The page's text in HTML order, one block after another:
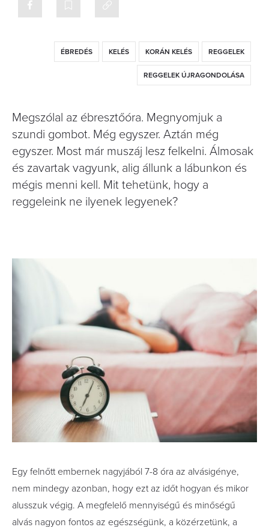
ÉBREDÉS KELÉS KORÁN KELÉS REGGELEK
REGGELEK ÚJRAGONDOLÁSA
Megszólal az ébresztőóra. Megnyomjuk a
szundi gombot. Még egyszer. Aztán még
egyszer. Most már muszáj lesz felkelni. Álmosak
és zavartak vagyunk, alig állunk a lábunkon és
mégis menni kell. Mit tehetünk, hogy a
reggeleink ne ilyenek legyenek?
Egy felnőtt embernek nagyjából 7-8 óra az alvásigénye,
nem mindegy azonban, hogy ezt az időt hogyan és mikor
alusszuk végig. A megfelelő mennyiségű és minőségű
alvás nagyon fontos az egészségünk, a közérzetünk, a